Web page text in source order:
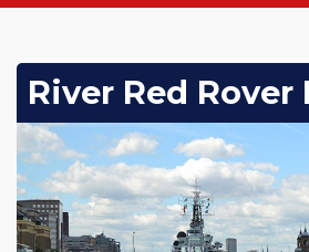
River Red Rover